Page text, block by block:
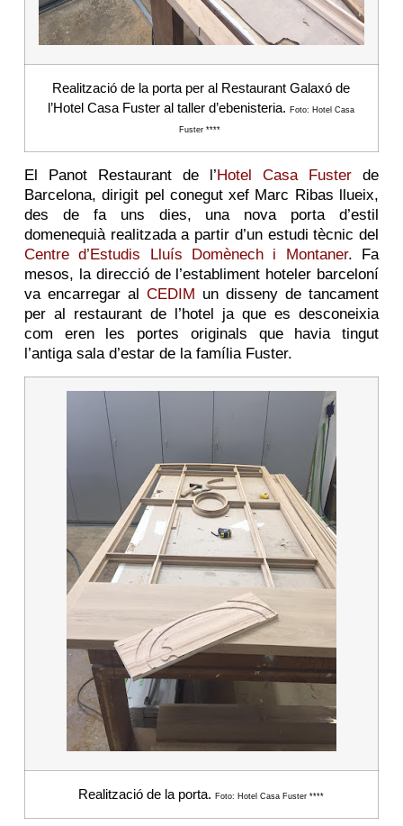
Realització de la porta per al Restaurant Galaxó de
l’Hotel Casa Fuster al taller d’ebenisteria.Foto: Hotel Casa
Fuster ****
El Panot Restaurant de l’Hotel Casa Fuster de
Barcelona, dirigit pel conegut xef Marc Ribas llueix,
des de fa uns dies, una nova porta d’estil
domenequià realitzada a partir d’un estudi tècnic del
Centre d’Estudis Lluís Domènech i Montaner. Fa
mesos, la direcció de l’establiment hoteler barceloní
va encarregar al CEDIM un disseny de tancament
per al restaurant de l’hotel ja que es desconeixia
com eren les portes originals que havia tingut
l’antiga sala d’estar de la família Fuster.
Realització de la porta.Foto: Hotel Casa Fuster ****